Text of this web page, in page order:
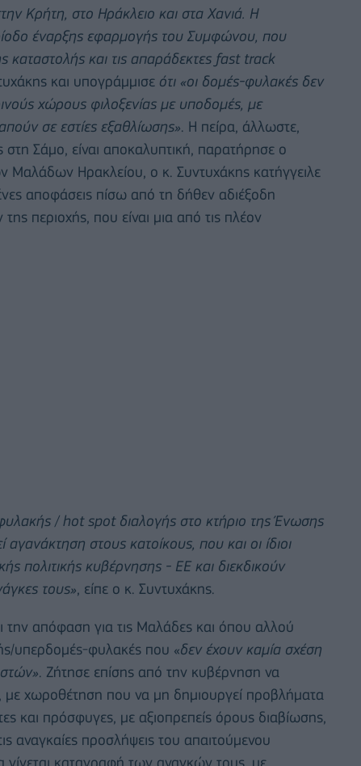
Κρήτη, στο Ηράκλειο και στα Χανιά. Η
έναρξης εφαρμογής του Συμφώνου, που
καταστολής και τις απαράδεκτες fast track
και υπογράμμισε ότι «οι δομές-φυλακές δεν
χώρους φιλοξενίας με υποδομές, με
σε εστίες εξαθλίωσης». Η πείρα, άλλωστε,
στη Σάμο, είναι αποκαλυπτική, παρατήρησε ο
Μαλάδων Ηρακλείου, ο κ. Συντυχάκης κατήγγειλε
αποφάσεις πίσω από τη δήθεν αδιέξοδη
περιοχής, που είναι μια από τις πλέον
/ hot spot διαλογής στο κτήριο της Ένωσης
στους κατοίκους, που και οι ίδιοι
πολιτικής κυβέρνησης - ΕΕ και διεκδικούν
τους» , είπε ο κ. Συντυχάκης.
απόφαση για τις Μαλάδες και όπου αλλού
υπερδομές-φυλακές που «δεν έχουν καμία σχέση
. Ζήτησε επίσης από την κυβέρνηση να
με χωροθέτηση που να μη δημιουργεί προβλήματα
και πρόσφυγες, με αξιοπρεπείς όρους διαβίωσης,
αναγκαίες προσλήψεις του απαιτούμενου
καταγραφή των αναγκών τους, με